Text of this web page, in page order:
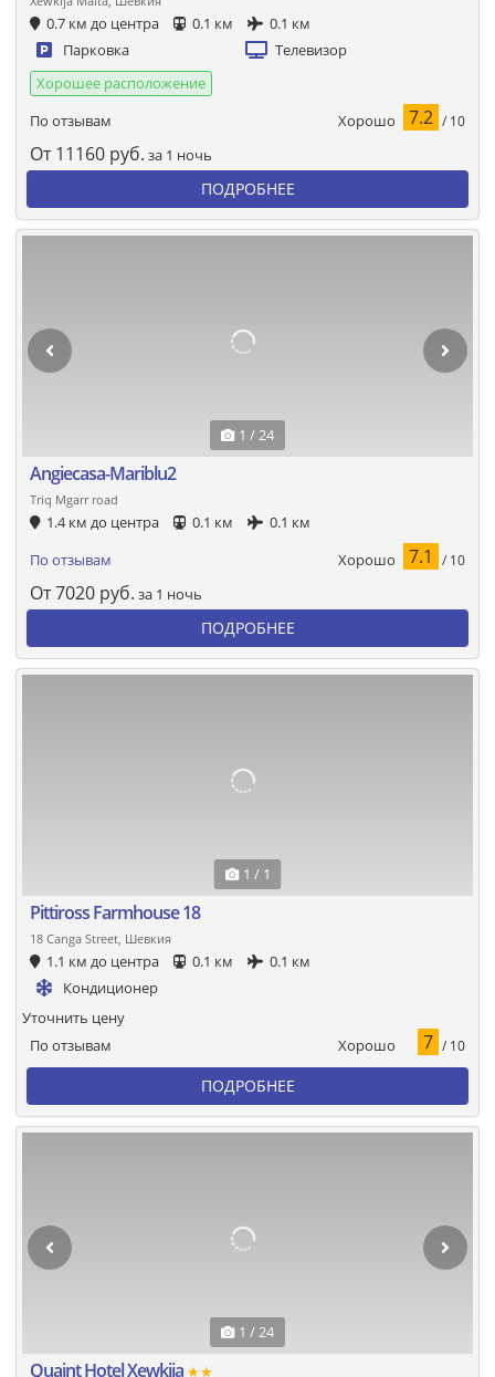
0.7 км до центра 0.1 км
0.1 км
Парковка
Телевизор
Хорошее расположение
По отзывам
Хорошо 7.2 / 10
От 11160 руб. за 1 ночь
ПОДРОБНЕЕ
1 / 24
Angiecasa-Mariblu2
Triq Mgarr road
1.4 км до центра 0.1 км
0.1 км
По отзывам
Хорошо 7.1 / 10
От7020 руб. за 1 ночь
ПОДРОБНЕЕ
1 / 1
Pittiross Farmhouse 18
18 Canga Street, Шевкия
1.1 км до центра 0.1 км
0.1 км
Кондиционер
По отзывам Хорошо 7 / 10
Уточнить цену
ПОДРОБНЕЕ
1 / 24
Quaint Hotel Xewkija ★★